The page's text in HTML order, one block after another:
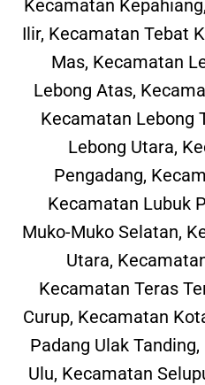
Kecamatan
Ilir, Kecamatan Tebat
Mas, Kecamatan
Lebong Atas,
Kecamatan Lebong
Lebong Utara,
Pengadang,
Kecamatan Lubuk
Muko-Muko Selatan,
Utara,
Kecamatan Teras
Curup, Kecamatan
Padang Ulak
Ulu, Kecamatan